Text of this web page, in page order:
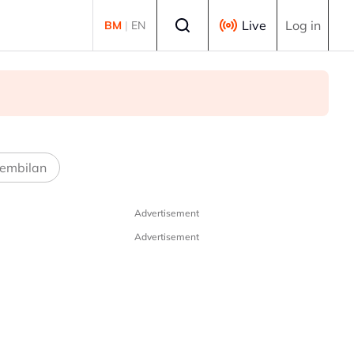
BM | EN Live Log in
Advertisement
Advertisement